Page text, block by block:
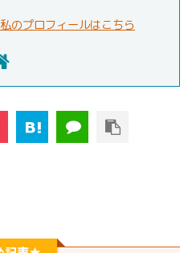
のプロフィールはこちら